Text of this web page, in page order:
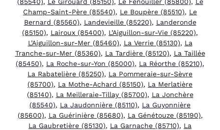
Champ-Saint-Père (85540), Le Boupère (85510), Le
Bernard (85560), Landevieille (85220), Landeronde
(85150), Lairoux (85400), L’Aiguillon-sur-Vie (85220),
L’Aiguillon-sur-Mer (85460), La Verrie (85130), La
Tranche-sur-Mer (85360), La Tardière (85120), La Taillée
(85450), La Roche-sur-Yon (85000), La Réorthe (85210),
La Rabatelière (85250), La Pommeraie-sur-Sèvre
(85700), La Mothe-Achard (85150), La Merlatière
(85140), La Meilleraie-Tillay (85700), La Jonchère
(85540), La Jaudonnière (85110), La Guyonnière
(85600), La Guérinière (85680), La Génétouze (85190),
La Gaubretière (85130), La Garnache (85710), La